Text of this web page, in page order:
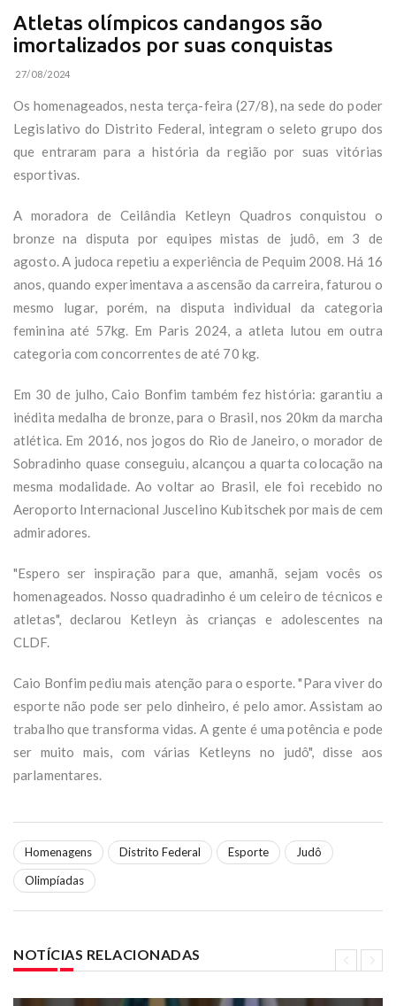
Atletas olímpicos candangos são
imortalizados por suas conquistas
27/08/2024
Os homenageados, nesta terça-feira (27/8), na sede do poder
Legislativo do Distrito Federal, integram o seleto grupo dos
que entraram para a história da região por suas vitórias
esportivas.
A moradora de Ceilândia Ketleyn Quadros conquistou o
bronze na disputa por equipes mistas de judô, em 3 de
agosto. A judoca repetiu a experiência de Pequim 2008. Há 16
anos, quando experimentava a ascensão da carreira, faturou o
mesmo lugar, porém, na disputa individual da categoria
feminina até 57kg. Em Paris 2024, a atleta lutou em outra
categoria com concorrentes de até 70 kg.
Em 30 de julho, Caio Bonfim também fez história: garantiu a
inédita medalha de bronze, para o Brasil, nos 20km da marcha
atlética. Em 2016, nos jogos do Rio de Janeiro, o morador de
Sobradinho quase conseguiu, alcançou a quarta colocação na
mesma modalidade. Ao voltar ao Brasil, ele foi recebido no
Aeroporto Internacional Juscelino Kubitschek por mais de cem
admiradores.
"Espero ser inspiração para que, amanhã, sejam vocês os
homenageados. Nosso quadradinho é um celeiro de técnicos e
atletas", declarou Ketleyn às crianças e adolescentes na
CLDF.
Caio Bonfim pediu mais atenção para o esporte. "Para viver do
esporte não pode ser pelo dinheiro, é pelo amor. Assistam ao
trabalho que transforma vidas. A gente é uma potência e pode
ser muito mais, com várias Ketleyns no judô", disse aos
parlamentares.
Homenagens Distrito Federal Esporte
Judô
Olimpíadas
NOTÍCIAS RELACIONADAS